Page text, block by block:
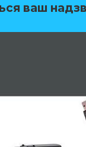
ваш